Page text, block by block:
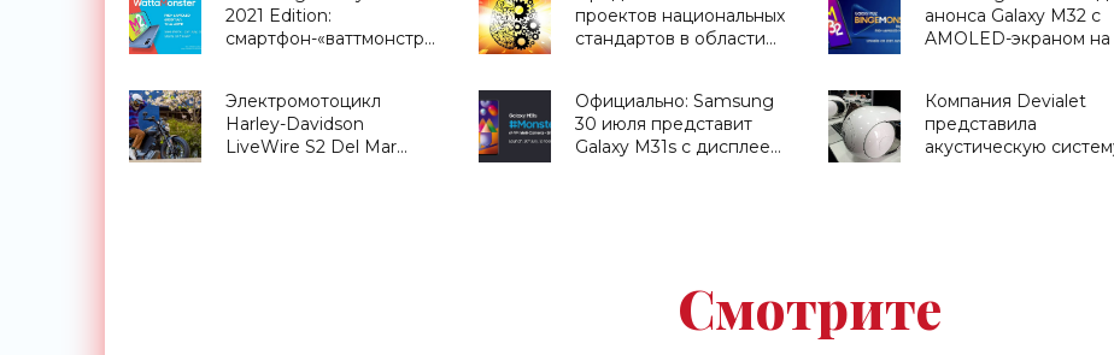
2021 Edition:
смартфон-«ваттмонстр»
«Смартфоны»
проектов национальных
стандартов в области
анонса Galaxy M32 с
AMOLED-экраном на
Электромотоцикл
Harley-Davidson
LiveWire S2 Del Mar
Официально: Samsung
30 июля представит
Galaxy M31s с дисплеем
Компания Devialet
представила
акустическую
Смотрите